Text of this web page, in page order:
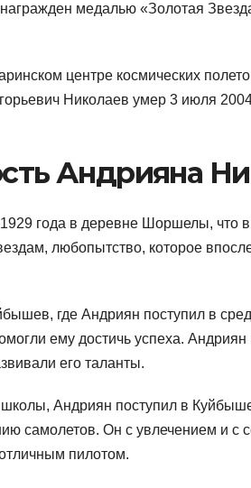
медалью «Золотая
центре космических
Николаев умер 3 июля
Андрияна
года в деревне Шоршелы, что
любопытство, которое
где Андриян поступил в
ему достичь успеха. Андриян
его таланты.
школы, Андриян поступил в
самолетов. Он с увлечением и с
пилотом.